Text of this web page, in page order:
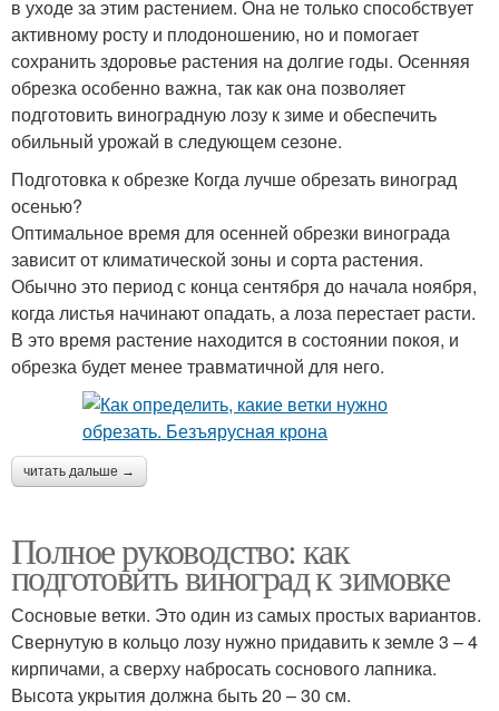
в уходе за этим растением. Она не только способствует
активному росту и плодоношению, но и помогает
сохранить здоровье растения на долгие годы. Осенняя
обрезка особенно важна, так как она позволяет
подготовить виноградную лозу к зиме и обеспечить
обильный урожай в следующем сезоне.
Подготовка к обрезке Когда лучше обрезать виноград
осенью?
Оптимальное время для осенней обрезки винограда
зависит от климатической зоны и сорта растения.
Обычно это период с конца сентября до начала ноября,
когда листья начинают опадать, а лоза перестает расти.
В это время растение находится в состоянии покоя, и
обрезка будет менее травматичной для него.
читать дальше →
Полное руководство: как
подготовить виноград к зимовке
Сосновые ветки. Это один из самых простых вариантов.
Свернутую в кольцо лозу нужно придавить к земле 3 – 4
кирпичами, а сверху набросать соснового лапника.
Высота укрытия должна быть 20 – 30 см.